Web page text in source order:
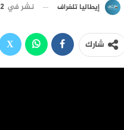
إيطاليا تلغراف نشر في 22 يناير
شارك